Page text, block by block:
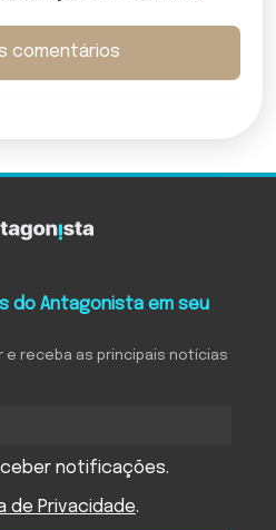
comentários
do Antagonista em seu
receba as principais notícias
notificações.
de Privacidade.